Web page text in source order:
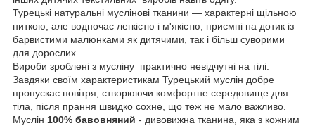
Турецькі натуральні муслінові тканини — характерні щільною
ниткою, але водночас легкістю і м'якістю, приємні на дотик із
барвистими малюнками як дитячими, так і більш суворими
для дорослих.
Вироби зроблені з мусліну практично невідчутні на тілі.
Завдяки своїм характеристикам Турецький муслін добре
пропускає повітря, створюючи комфортне середовище для
тіла, після прання швидко сохне, що теж не мало важливо.
Муслін 100% бавовняний - дивовижна тканина, яка з кожним